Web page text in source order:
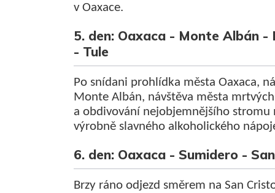
v Oaxace.
5. den: Oaxaca - Monte Albán -
- Tule
Po snídani prohlídka města Oaxaca,
Monte Albán, návštěva města
a obdivování nejobjemnějšího stromu
výrobně slavného alkoholického
6. den: Oaxaca - Sumidero -
Brzy ráno odjezd směrem na San